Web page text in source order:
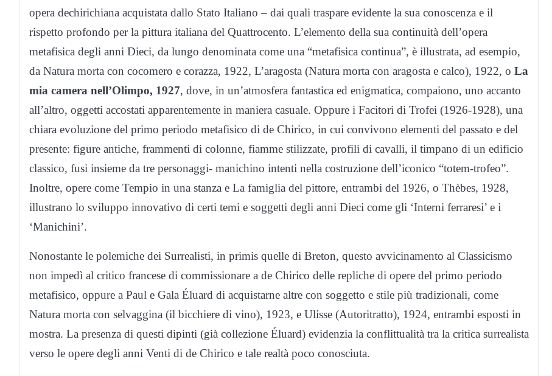
opera dechirichiana acquistata dallo Stato Italiano – dai quali traspare evidente la sua conoscenza e il
rispetto profondo per la pittura italiana del Quattrocento. L’elemento della sua continuità dell’opera
metafisica degli anni Dieci, da lungo denominata come una “metafisica continua”, è illustrata, ad esempio,
da Natura morta con cocomero e corazza, 1922, L’aragosta (Natura morta con aragosta e calco), 1922, o La
mia camera nell’Olimpo, 1927, dove, in un’atmosfera fantastica ed enigmatica, compaiono, uno accanto
all’altro, oggetti accostati apparentemente in maniera casuale. Oppure i Facitori di Trofei (1926-1928), una
chiara evoluzione del primo periodo metafisico di de Chirico, in cui convivono elementi del passato e del
presente: figure antiche, frammenti di colonne, fiamme stilizzate, profili di cavalli, il timpano di un edificio
classico, fusi insieme da tre personaggi- manichino intenti nella costruzione dell’iconico “totem-trofeo”.
Inoltre, opere come Tempio in una stanza e La famiglia del pittore, entrambi del 1926, o Thèbes, 1928,
illustrano lo sviluppo innovativo di certi temi e soggetti degli anni Dieci come gli ‘Interni ferraresi’ e i
‘Manichini’.
Nonostante le polemiche dei Surrealisti, in primis quelle di Breton, questo avvicinamento al Classicismo
non impedì al critico francese di commissionare a de Chirico delle repliche di opere del primo periodo
metafisico, oppure a Paul e Gala Éluard di acquistarne altre con soggetto e stile più tradizionali, come
Natura morta con selvaggina (il bicchiere di vino), 1923, e Ulisse (Autoritratto), 1924, entrambi esposti in
mostra. La presenza di questi dipinti (già collezione Éluard) evidenzia la conflittualità tra la critica surrealista
verso le opere degli anni Venti di de Chirico e tale realtà poco conosciuta.